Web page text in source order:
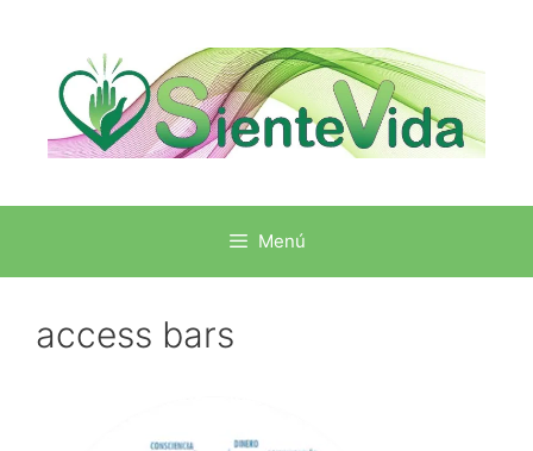
Menú
access bars